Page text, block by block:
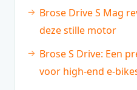
Brose Drive S Mag
deze stille motor
Brose S Drive: Een
voor high-end e-